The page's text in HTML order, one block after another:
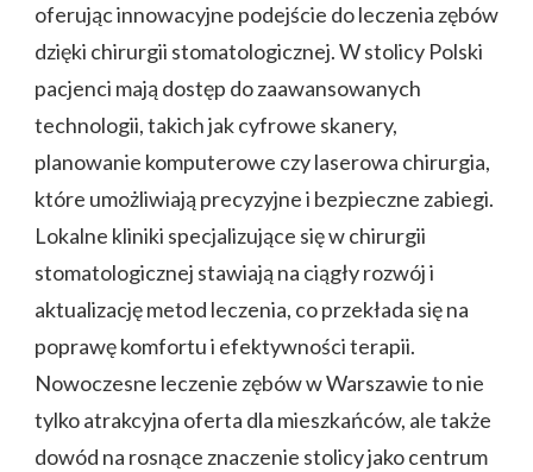
oferując innowacyjne podejście do leczenia zębów
dzięki chirurgii stomatologicznej. W stolicy Polski
pacjenci mają dostęp do zaawansowanych
technologii, takich jak cyfrowe skanery,
planowanie komputerowe czy laserowa chirurgia,
które umożliwiają precyzyjne i bezpieczne zabiegi.
Lokalne kliniki specjalizujące się w chirurgii
stomatologicznej stawiają na ciągły rozwój i
aktualizację metod leczenia, co przekłada się na
poprawę komfortu i efektywności terapii.
Nowoczesne leczenie zębów w Warszawie to nie
tylko atrakcyjna oferta dla mieszkańców, ale także
dowód na rosnące znaczenie stolicy jako centrum